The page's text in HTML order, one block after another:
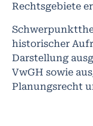
Rechtsgebiete
historischer
Darstellung
VwGH sowie
Planungsrecht